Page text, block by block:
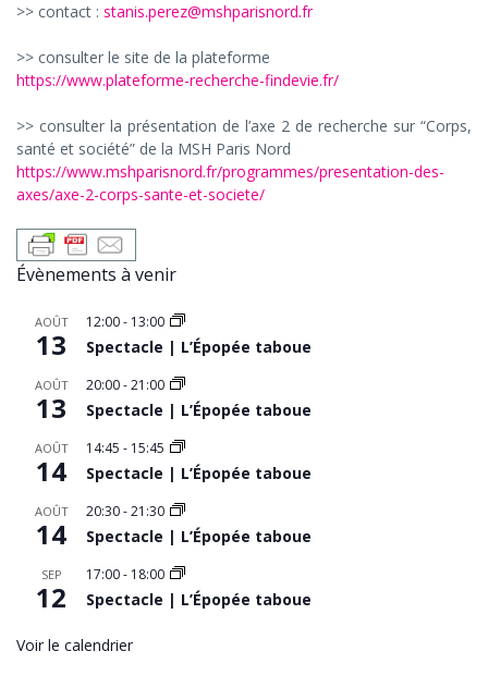
>> contact : stanis.perez@mshparisnord.fr
>> consulter le site de la plateforme
https://www.plateforme-recherche-findevie.fr/
>> consulter la présentation de l’axe 2 de recherche sur “Corps,
santé et société” de la MSH Paris Nord
https://www.mshparisnord.fr/programmes/presentation-des-
axes/axe-2-corps-sante-et-societe/
Évènements à venir
AOÛT
13
12:00- 13:00
Spectacle | L’Épopée taboue
AOÛT
13
20:00-21:00
Spectacle | L’Épopée taboue
AOÛT
14
14:45 - 15:45
Spectacle | L’Épopée taboue
AOÛT
14
20:30-21:30
Spectacle | L’Épopée taboue
SEP
12
17:00- 18:00
Spectacle | L’Épopée taboue
Voir le calendrier